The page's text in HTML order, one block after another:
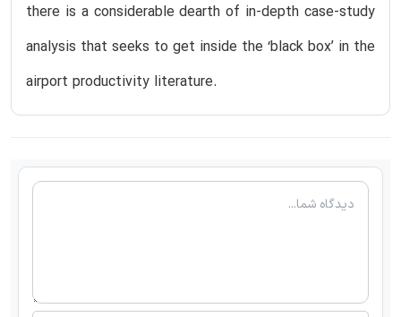
there is a considerable dearth of in-depth case-study
analysis that seeks to get inside the ‘black box’ in the
airport productivity literature.